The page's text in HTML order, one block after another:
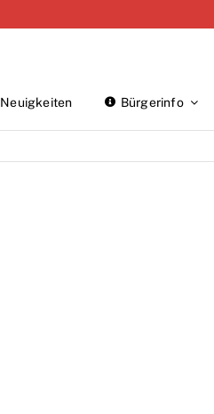
Neuigkeiten Bürgerinfo